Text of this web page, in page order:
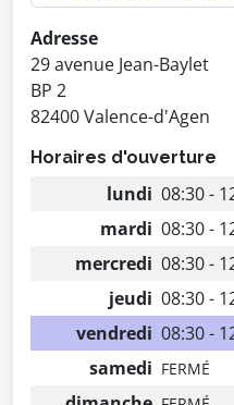
Adresse
29 avenue Jean-Baylet
BP 2
82400 Valence-d'Agen
Horaires d'ouverture
lundi 08:30 -
mardi 08:30 -
mercredi 08:30 -
jeudi 08:30 -
vendredi 08:30 -
samedi FERMÉ